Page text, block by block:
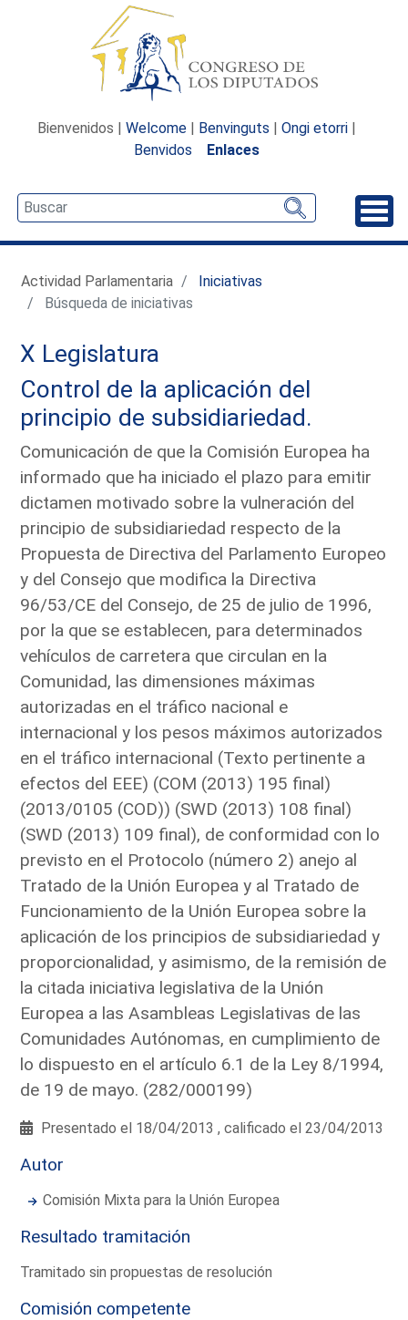
Bienvenidos | Welcome | Benvinguts | Ongi etorri |
Benvidos
Enlaces
Actividad Parlamentaria
Iniciativas
Búsqueda de iniciativas
X Legislatura
Control de la aplicación del
principio de subsidiariedad.
Comunicación de que la Comisión Europea ha
informado que ha iniciado el plazo para emitir
dictamen motivado sobre la vulneración del
principio de subsidiariedad respecto de la
Propuesta de Directiva del Parlamento Europeo
y del Consejo que modifica la Directiva
96/53/CE del Consejo, de 25 de julio de 1996,
por la que se establecen, para determinados
vehículos de carretera que circulan en la
Comunidad, las dimensiones máximas
autorizadas en el tráfico nacional e
internacional y los pesos máximos autorizados
en el tráfico internacional (Texto pertinente a
efectos del EEE) (COM (2013) 195 final)
(2013/0105 (COD)) (SWD (2013) 108 final)
(SWD (2013) 109 final), de conformidad con lo
previsto en el Protocolo (número 2) anejo al
Tratado de la Unión Europea y al Tratado de
Funcionamiento de la Unión Europea sobre la
aplicación de los principios de subsidiariedad y
proporcionalidad, y asimismo, de la remisión de
la citada iniciativa legislativa de la Unión
Europea a las Asambleas Legislativas de las
Comunidades Autónomas, en cumplimiento de
lo dispuesto en el artículo 6.1 de la Ley 8/1994,
de 19 de mayo. (282/000199)
Presentado el 18/04/2013 , calificado el 23/04/2013
Autor
Comisión Mixta para la Unión Europea
Resultado tramitación
Tramitado sin propuestas de resolución
Comisión competente